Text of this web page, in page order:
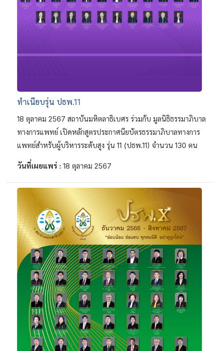
ทำเนียบรุ่น ปธพ.11
18 ตุลาคม 2567 สถาบันมหิตลาธิเบศร ร่วมกับ มูลนิธิธรรมาภิบาล
ทางการแพทย์ เปิดหลักสูตรประกาศนียบัตรธรรมาภิบาลทางการ
แพทย์สำหรับผู้บริหารระดับสูง รุ่น 11 (ปธพ.11) จำนวน 130 คน
วันที่เผยแพร่ : 18 ตุลาคม 2567